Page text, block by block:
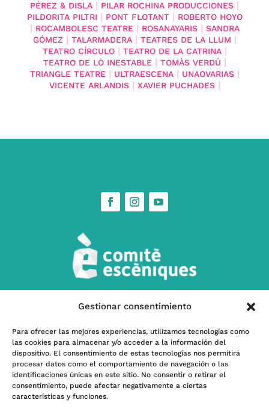
Gestionar consentimiento
Para ofrecer las mejores experiencias, utilizamos tecnologías como
las cookies para almacenar y/o acceder a la información del
dispositivo. El consentimiento de estas tecnologías nos permitirá
procesar datos como el comportamiento de navegación o las
identificaciones únicas en este sitio. No consentir o retirar el
consentimiento, puede afectar negativamente a ciertas
características y funciones.
PÉREZ & DISLA PILAR ROCHINA PRODUCCIONES
PILDORITA PILTRI PONT FLOTANT| ROBERTO HOYO
ROCAMBOLESC TEATRE| ROSANAYARIS|
SANDRA
GÓMEZ| TALARMADERA| TEATRES DE LA LLUM
TEATRO CÍRCULO| TEATRO DE LA CATRINA|
TEATRO DE LO INESTABLE| TOMÀS VERDÚ
TRIANGLE TEATRE| ULTRAESCENA| UNAOVARIAS|
VICENTE ARLANDIS| XAVIER PUCHADES|
w Contáctanos
l Subscríbete a nuestra Newsletter
Programa kit Digital – Financiado por la Unión